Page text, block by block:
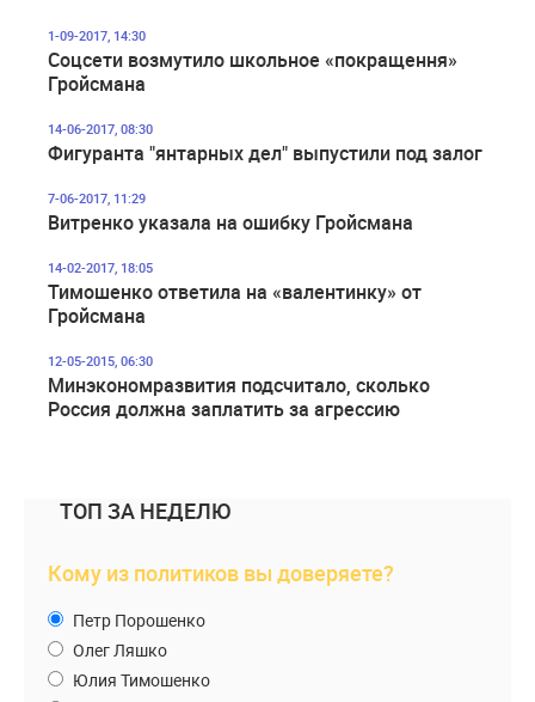
1-09-2017, 14:30
Соцсети возмутило школьное «покращення»
Гройсмана
14-06-2017, 08:30
Фигуранта "янтарных дел" выпустили под залог
7-06-2017, 11:29
Витренко указала на ошибку Гройсмана
14-02-2017, 18:05
Тимошенко ответила на «валентинку» от
Гройсмана
12-05-2015, 06:30
Минэкономразвития подсчитало, сколько
Россия должна заплатить за агрессию
ТОП ЗА НЕДЕЛЮ
Кому из политиков вы доверяете?
Петр Порошенко
Олег Ляшко
Юлия Тимошенко